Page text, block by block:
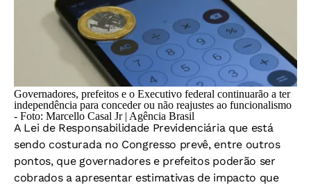
Governadores, prefeitos e o Executivo federal continuarão a ter
independência para conceder ou não reajustes ao funcionalismo
- Foto: Marcello Casal Jr | Agência Brasil
A Lei de Responsabilidade Previdenciária que está
sendo costurada no Congresso prevê, entre outros
pontos, que governadores e prefeitos poderão ser
cobrados a apresentar estimativas de impacto que